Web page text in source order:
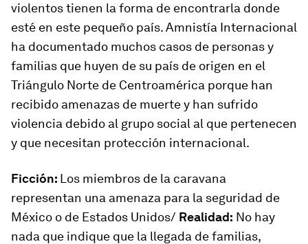
violentos tienen la forma de encontrarla donde
esté en este pequeño país. Amnistía Internacional
ha documentado muchos casos de personas y
familias que huyen de su país de origen en el
Triángulo Norte de Centroamérica porque han
recibido amenazas de muerte y han sufrido
violencia debido al grupo social al que pertenecen
y que necesitan protección internacional.
Ficción: Los miembros de la caravana
representan una amenaza para la seguridad de
México o de Estados Unidos/ Realidad: No hay
nada que indique que la llegada de familias,